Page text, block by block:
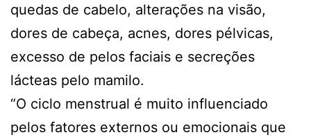
quedas de cabelo, alterações na visão,
dores de cabeça, acnes, dores pélvicas,
excesso de pelos faciais e secreções
lácteas pelo mamilo.
“O ciclo menstrual é muito influenciado
pelos fatores externos ou emocionais que